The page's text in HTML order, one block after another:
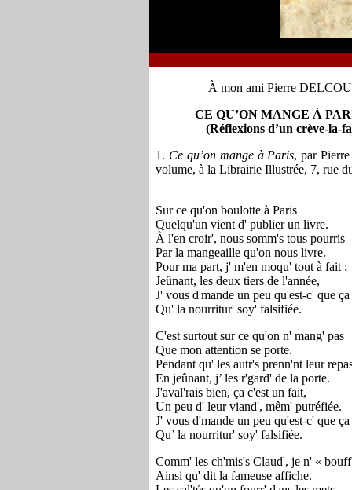
À mon ami Pierre D
CE QU’ON MANGE À
(Réflexions d’un crève-la-
1. Ce qu’on mange à Paris, par
volume, à la Librairie Illustrée, 7, rue
Sur ce qu'on boulotte à Paris
Quelqu'un vient d' publier un livre.
À l'en croir', nous somm's tous pourris
Par la mangeaille qu'on nous livre.
Pour ma part, j' m'en moqu' tout à fait ;
Jeûnant, les deux tiers de l'année,
J' vous d'mande un peu qu'est-c' que
Qu' la nourritur' soy' falsifiée.
C'est surtout sur ce qu'on n' mang' pas
Que mon attention se porte.
Pendant qu' les autr's prenn'nt leur
En jeûnant, j’ les r'gard' de la porte.
J'aval'rais bien, ça c'est un fait,
Un peu d' leur viand', mêm' putréfiée.
J' vous d'mande un peu qu'est-c' que
Qu’ la nourritur' soy' falsifiée.
Comm' les ch'mis's Claud', je n' «
Ainsi qu' dit la fameuse affiche.